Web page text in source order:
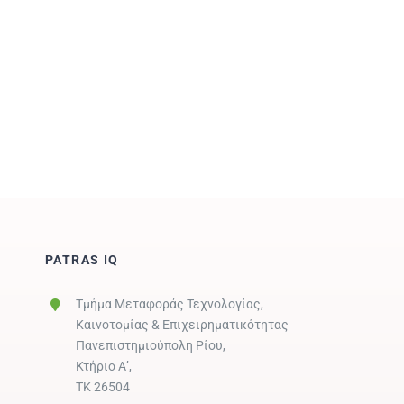
PATRAS IQ
Τμήμα Μεταφοράς Τεχνολογίας,
Καινοτομίας & Επιχειρηματικότητας
Πανεπιστημιούπολη Ρίου,
Κτήριο Α’,
ΤΚ 26504